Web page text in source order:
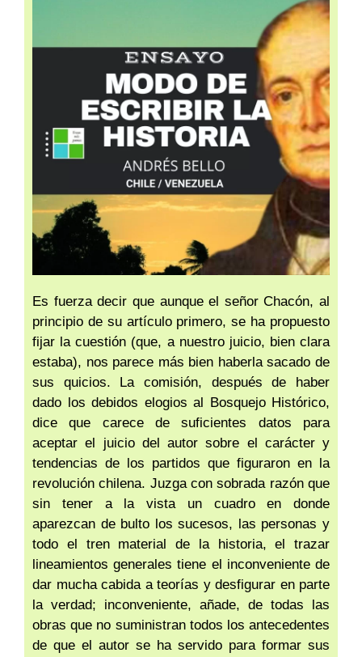
Es fuerza decir que aunque el señor Chacón, al
principio de su artículo primero, se ha propuesto
fijar la cuestión (que, a nuestro juicio, bien clara
estaba), nos parece más bien haberla sacado de
sus quicios. La comisión, después de haber
dado los debidos elogios al Bosquejo Histórico,
dice que carece de suficientes datos para
aceptar el juicio del autor sobre el carácter y
tendencias de los partidos que figuraron en la
revolución chilena. Juzga con sobrada razón que
sin tener a la vista un cuadro en donde
aparezcan de bulto los sucesos, las personas y
todo el tren material de la historia, el trazar
lineamientos generales tiene el inconveniente de
dar mucha cabida a teorías y desfigurar en parte
la verdad; inconveniente, añade, de todas las
obras que no suministran todos los antecedentes
de que el autor se ha servido para formar sus